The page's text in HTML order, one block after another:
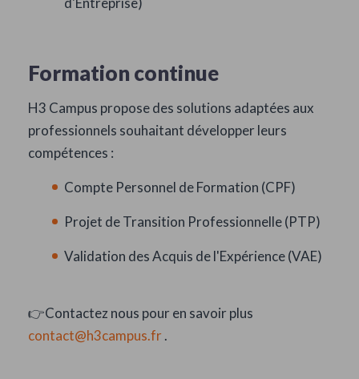
Formation continue
H3 Campus propose des solutions adaptées aux
professionnels souhaitant développer leurs
compétences :
Compte Personnel de Formation (CPF)
Projet de Transition Professionnelle (PTP)
Validation des Acquis de l'Expérience (VAE)
👉Contactez nous pour en savoir plus
contact@h3campus.fr.